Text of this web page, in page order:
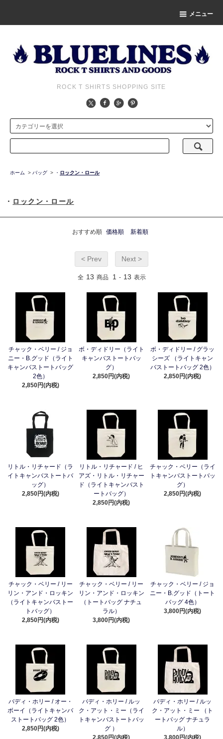
メニュー
ROCK T SHIRTS SHOPPING SITE
ホーム > バッグ > ・ ロックン・ロール
・ ロックン・ロール
おすすめ順 価格順 新着順
< Prev Next >
全 13 商品 1 - 13 表示
チャック・ベリー / ジョ
ニー・B.グッド（ライト
キャンバストートバッグ
2色）
2,850円(内税)
ボ・ディドリー（ライト
キャンバストートバッ
グ）
2,850円(内税)
ボ・ディドリー / グラッ
シーズ （ライトキャン
バストートバッグ 2色）
2,850円(内税)
リトル・リチャード（ラ
イトキャンバストートバ
ッグ）
2,850円(内税)
リトル・リチャード / ヒ
アズ・リトル・リチャー
ド（ライトキャンバスト
ートバッグ）
2,850円(内税)
チャック・ベリー（ライ
トキャンバストートバッ
グ）
2,850円(内税)
チャック・ベリー / リー
リン・アンド・ロッキン
（ライトキャンバストー
トバッグ）
2,850円(内税)
チャック・ベリー / リー
リン・アンド・ロッキン
（トートバッグ ナチュ
ラル）
3,800円(内税)
チャック・ベリー / ジョ
ニー・B.グッド（トート
バッグ 4色）
3,800円(内税)
バディ・ホリー / オー・
ボーイ（ライトキャンバ
ストートバッグ 2色）
2,850円(内税)
バディ・ホリー / ルッ
ク・アット・ミー（ライ
トキャンバストートバッ
グ ）
バディ・ホリー / ルッ
ク・アット・ミー （ト
ートバッグ ナチュラ
ル）